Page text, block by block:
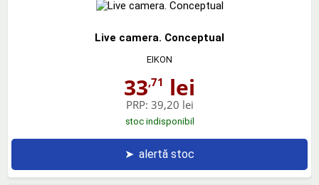
Live camera. Conceptual
EIKON
33,71 lei
PRP: 39,20 lei
stoc indisponibil
➤ alertă stoc